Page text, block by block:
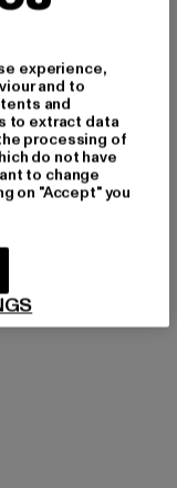
Preis: 22,79 EUR
39,99 EUR
experience,
and to
and
to extract data
processing of
do not have
to change
on "Accept" you